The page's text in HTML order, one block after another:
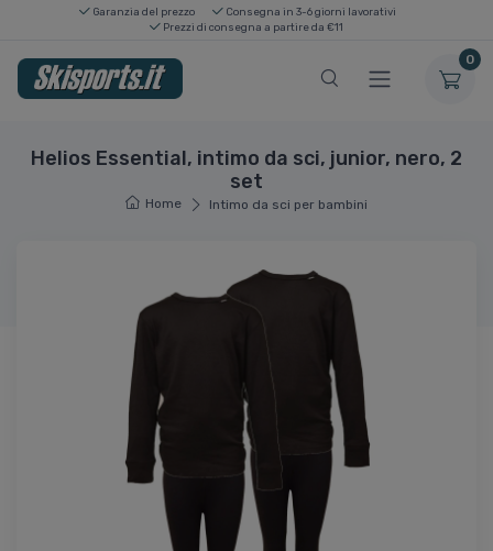
Garanzia del prezzo
Consegna in 3-6 giorni lavorativi
Prezzi di consegna a partire da €11
0
Helios Essential, intimo da sci, junior, nero, 2
set
Home Intimo da sci per bambini